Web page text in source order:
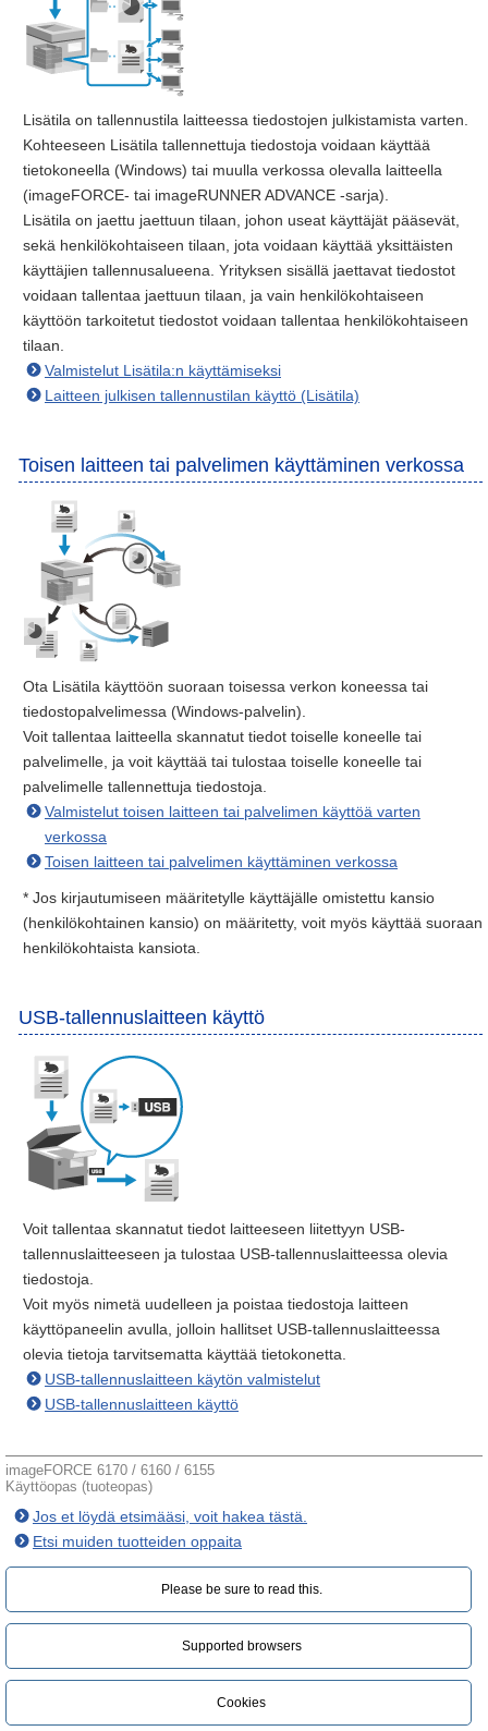
Lisätila on tallennustila laitteessa tiedostojen julkistamista varten.
Kohteeseen Lisätila tallennettuja tiedostoja voidaan käyttää
tietokoneella (Windows) tai muulla verkossa olevalla laitteella
(imageFORCE- tai imageRUNNER ADVANCE -sarja).
Lisätila on jaettu jaettuun tilaan, johon useat käyttäjät pääsevät,
sekä henkilökohtaiseen tilaan, jota voidaan käyttää yksittäisten
käyttäjien tallennusalueena. Yrityksen sisällä jaettavat tiedostot
voidaan tallentaa jaettuun tilaan, ja vain henkilökohtaiseen
käyttöön tarkoitetut tiedostot voidaan tallentaa henkilökohtaiseen
tilaan.
Valmistelut Lisätila:n käyttämiseksi
Laitteen julkisen tallennustilan käyttö (Lisätila)
Toisen laitteen tai palvelimen käyttäminen verkossa
Ota Lisätila käyttöön suoraan toisessa verkon koneessa tai
tiedostopalvelimessa (Windows-palvelin).
Voit tallentaa laitteella skannatut tiedot toiselle koneelle tai
palvelimelle, ja voit käyttää tai tulostaa toiselle koneelle tai
palvelimelle tallennettuja tiedostoja.
Valmistelut toisen laitteen tai palvelimen käyttöä varten
verkossa
Toisen laitteen tai palvelimen käyttäminen verkossa
* Jos kirjautumiseen määritetylle käyttäjälle omistettu kansio
(henkilökohtainen kansio) on määritetty, voit myös käyttää suoraan
henkilökohtaista kansiota.
USB-tallennuslaitteen käyttö
Voit tallentaa skannatut tiedot laitteeseen liitettyyn USB-
tallennuslaitteeseen ja tulostaa USB-tallennuslaitteessa olevia
tiedostoja.
Voit myös nimetä uudelleen ja poistaa tiedostoja laitteen
käyttöpaneelin avulla, jolloin hallitset USB-tallennuslaitteessa
olevia tietoja tarvitsematta käyttää tietokonetta.
USB-tallennuslaitteen käytön valmistelut
USB-tallennuslaitteen käyttö
imageFORCE 6170 / 6160 / 6155
Käyttöopas (tuoteopas)
Jos et löydä etsimääsi, voit hakea tästä.
Etsi muiden tuotteiden oppaita
Please be sure to read this.‎
Supported browsers
Cookies